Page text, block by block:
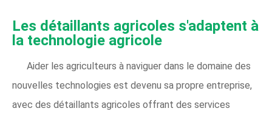
Les détaillants agricoles s'adaptent à
la technologie agricole
Aider les agriculteurs à naviguer dans le domaine des
nouvelles technologies est devenu sa propre entreprise,
avec des détaillants agricoles offrant des services